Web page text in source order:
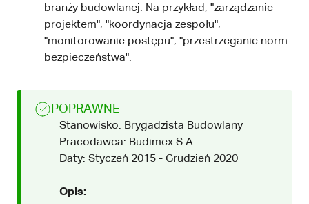
branży budowlanej. Na przykład, "zarządzanie
projektem", "koordynacja zespołu",
"monitorowanie postępu", "przestrzeganie norm
bezpieczeństwa".
POPRAWNE
Stanowisko: Brygadzista Budowlany
Pracodawca: Budimex S.A.
Daty: Styczeń 2015 - Grudzień 2020
Opis: